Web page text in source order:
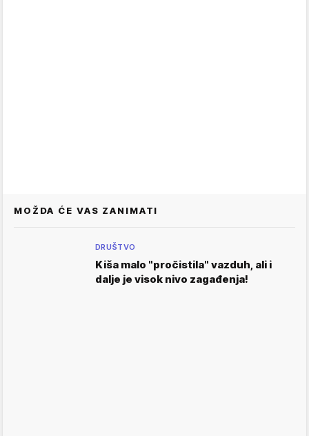
MOŽDA ĆE VAS ZANIMATI
DRUŠTVO
Kiša malo "pročistila" vazduh, ali i
dalje je visok nivo zagađenja!